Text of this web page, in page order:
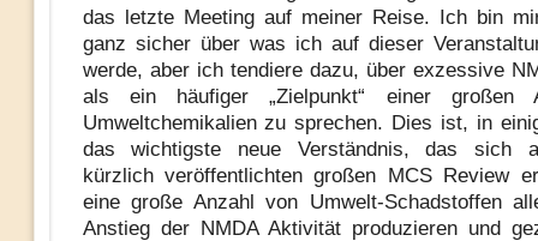
das letzte Meeting auf meiner Reise. Ich bin
ganz sicher über was ich auf dieser
werde, aber ich tendiere dazu, über exzessive
als ein häufiger „Zielpunkt“ einer großen
Umweltchemikalien zu sprechen. Dies ist, in
das wichtigste neue Verständnis, das sich
kürzlich veröffentlichten großen MCS Review
eine große Anzahl von Umwelt-Schadstoffen
Anstieg der NMDA Aktivität produzieren und